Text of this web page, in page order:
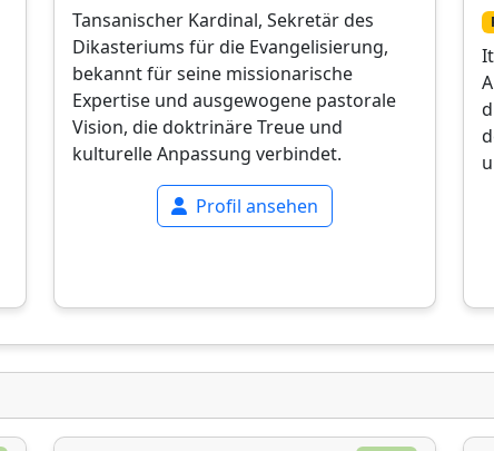
Tansanischer Kardinal, Sekretär des
Dikasteriums für die Evangelisierung,
bekannt für seine missionarische
Expertise und ausgewogene pastorale
Vision, die doktrinäre Treue und
kulturelle Anpassung verbindet.
Profil ansehen